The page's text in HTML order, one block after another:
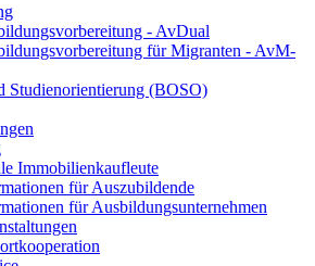
- AvDual
für Migranten - AvM-
Studienorientierung (BOSO)
Immobilienkaufleute
für Auszubildende
für Ausbildungsunternehmen